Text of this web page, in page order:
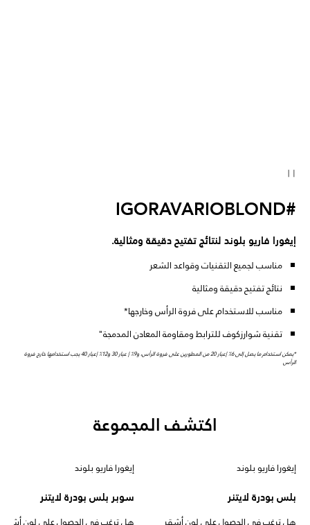
#IGORAVARIOBLOND
إيغورا فاريو بلوند لنتائج تفتيح دقيقة ومثالية.
مناسب لجميع التقنيات وقواعد الشعر
نتائج تفتيح دقيقة ومثالية
مناسب للاستخدام على فروة الرأس وخارجها*
تقنية شوارزكوف للترابط ومقاومة المعادن المدمجة"
*يمكن استخدام ما يصل إلى 6٪ |عيار 20 من المطورين على فروة الرأس، و9٪ | عيار 30 و12٪ |عيار 40 يجب استخدامها خارج فروة
الرأس
اكتشف المجموعة
إيغورا فاريو بلوند
بلس بودرة لايتنر
هل ترغب في الحصول على لون أشقر
إيغورا فاريو بلوند
سوبر بلس بودرة لايتنر
هل ترغب في الحصول على لون أشقر